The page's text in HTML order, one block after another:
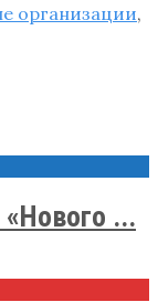
организации,
...